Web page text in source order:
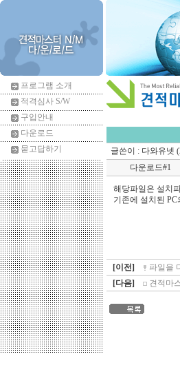
프로그램 소개
적격심사 S/W
구입안내
다운로드
묻고답하기
글쓴이 : 다와유넷
다운로드#1
해당파일은 설치
기존에 설치된
[이전] 파일을
[다음]
견적마